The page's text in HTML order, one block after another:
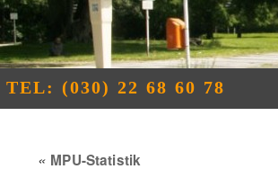
TEL: (030) 22 68 60 78
« MPU-Statistik